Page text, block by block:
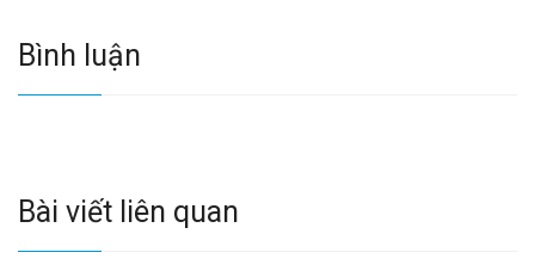
Bình luận
Bài viết liên quan